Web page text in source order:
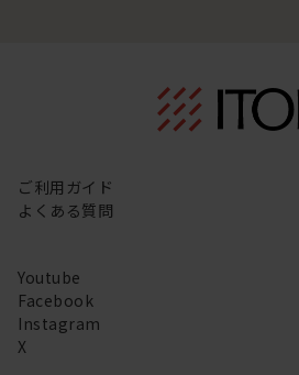
ご利用ガイド
よくある質問
Youtube
Facebook
Instagram
X